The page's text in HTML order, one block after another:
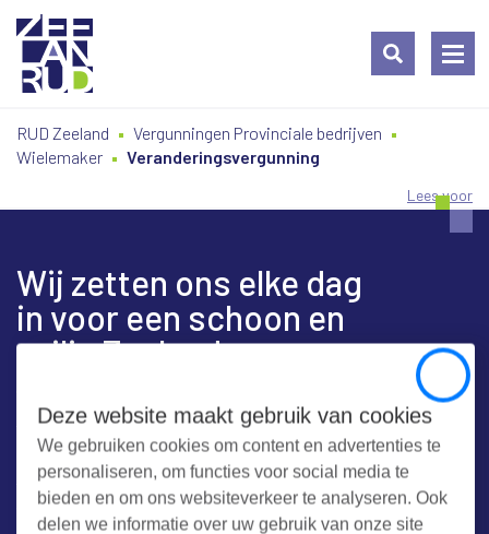
Close
Deze website maakt gebruik van cookies
We gebruiken cookies om content en advertenties te
personaliseren, om functies voor social media te
bieden en om ons websiteverkeer te analyseren. Ook
delen we informatie over uw gebruik van onze site
naar
naarRUD Zeeland
Vergunningen Provinciale bedrijven
Wielemaker
Veranderingsvergunning
Lees voor
Wij zetten ons elke dag
in voor een schoon en
veilig Zeeland
Contact
Werken bij RUD Zeeland